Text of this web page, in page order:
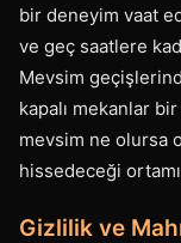
bir deneyim vaat
ve geç saatlere
Mevsim
kapalı mekanlar bir
mevsim ne olursa
hissedeceği
Gizlilik ve